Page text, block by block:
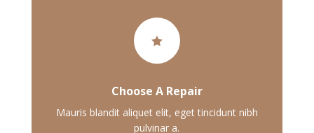

Choose A Repair
Mauris blandit aliquet elit, eget tincidunt nibh
pulvinar a.